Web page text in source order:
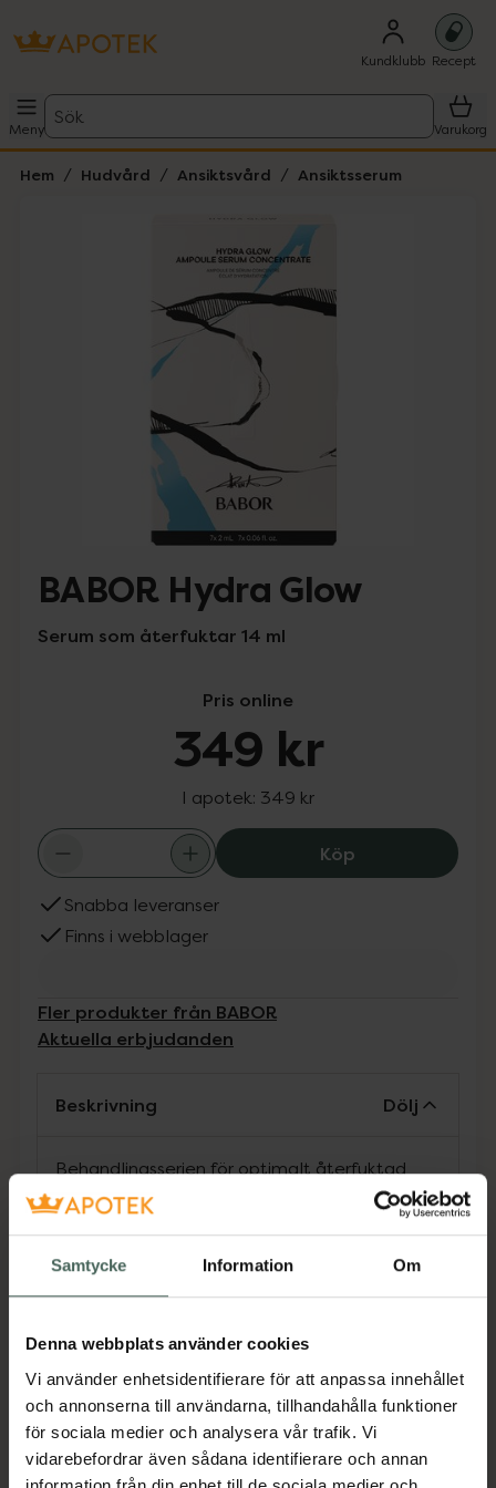
Samtycke Information Om
Denna webbplats använder cookies
Vi använder enhetsidentifierare för att anpassa innehållet
och annonserna till användarna, tillhandahålla funktioner
för sociala medier och analysera vår trafik. Vi
vidarebefordrar även sådana identifierare och annan
Kundklubb Recept
Meny
Sök
Varukorg
Hem Hudvård Ansiktsvård Ansiktsserum
Lista: . Innehåller 3 objekt.
BABOR Hydra Glow
Serum som återfuktar 14 ml
Pris online
349 kr
I apotek: 349 kr
KöpBABOR Hydra
Snabba leveranser
Finns i webblager
Fler produkter från BABOR
Aktuella erbjudanden
Beskrivning Dölj
Behandlingsserien för optimalt återfuktad
och perfekt utseende hud inom 7 dagar. Låg-
molekylärt hyaluronsyra och ProVitamin B5 i
huden omedelbart och minskar torrhetslinjer.
De aktiva ingredienserna i Perfect Glow
slätare. Hudtonen jämnas ut, porerna förfinas
vid regelbunden användning och huden får en
rosig, fräsch och mer jämn yta.
Jämförpris 24,93 kr/ml
EAN:04015165375135